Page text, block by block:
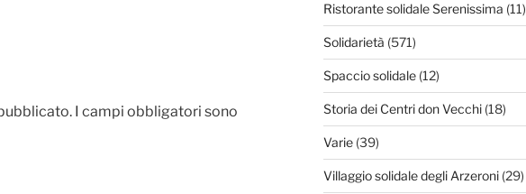
I campi obbligatori sono
Ristorante solidale Serenissima (11)
Solidarietà (571)
Spaccio solidale(12)
Storia dei Centri don Vecchi(18)
Varie(39)
Villaggio solidale degli Arzeroni(29)